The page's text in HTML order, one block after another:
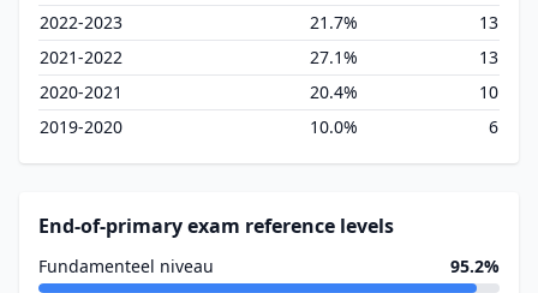
2022-2023
21.7%
13
2021-2022
27.1%
13
2020-2021
20.4%
10
2019-2020
10.0% 6
End-of-primary exam reference levels
Fundamenteel niveau 95.2%